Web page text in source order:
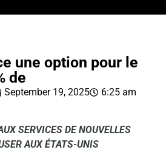
une option pour le
de
September 19, 2025 6:25 am
SERVICES DE NOUVELLES
AUX ÉTATS-UNIS